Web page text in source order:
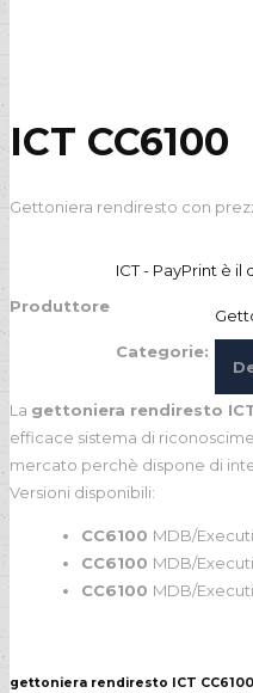
ICT CC6100
Gettoniera rendiresto con
Produttore
ICT - PayPrint è il
Categorie:
La gettoniera rendiresto
efficace sistema di
mercato perchè dispone di
Versioni disponibili:
CC6100 MDB/
CC6100 MDB/
CC6100 MDB/
gettoniera rendiresto ICT CC6100